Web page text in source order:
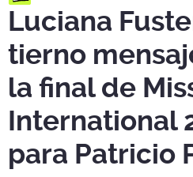
Luciana
tierno
la final de
International
para Patricio